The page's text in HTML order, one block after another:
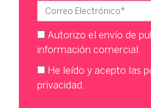
Autorizo el envío de
información comercial.
He leído y acepto las
privacidad